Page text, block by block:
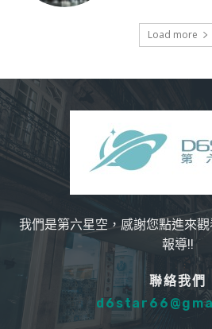
Load more
我們是第六星空，感謝您點進來
報導!!
聯絡我們